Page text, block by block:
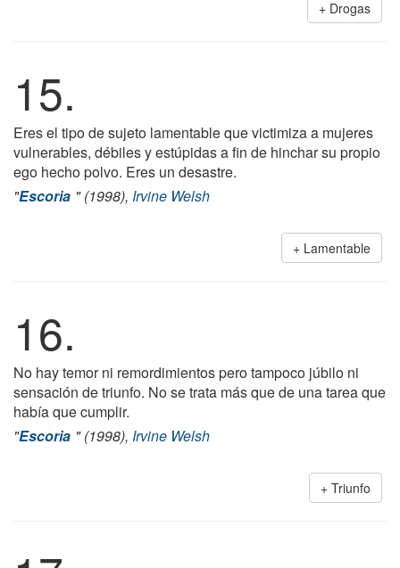
Drogas
15.
Eres el tipo de sujeto lamentable que victimiza a mujeres
vulnerables, débiles y estúpidas a fin de hinchar su propio
ego hecho polvo. Eres un desastre.
"Escoria " (1998), Irvine Welsh
Lamentable
16.
No hay temor ni remordimientos pero tampoco júbilo ni
sensación de triunfo. No se trata más que de una tarea que
había que cumplir.
"Escoria " (1998), Irvine Welsh
Triunfo